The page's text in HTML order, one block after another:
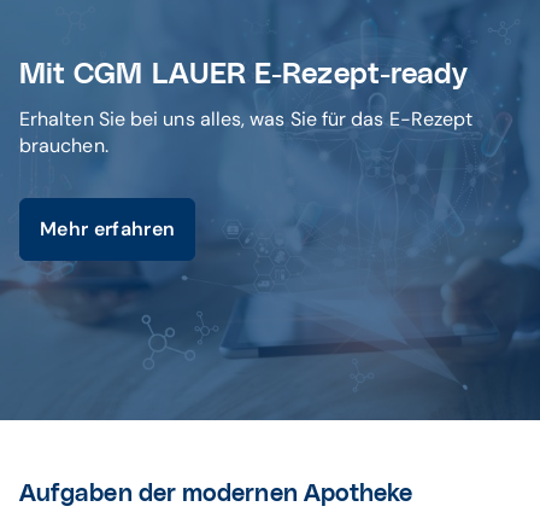
Mit CGM LAUER E-Rezept-ready
Erhalten Sie bei uns alles, was Sie für das E-Rezept
brauchen.
Mehr erfahren
Aufgaben der modernen Apotheke